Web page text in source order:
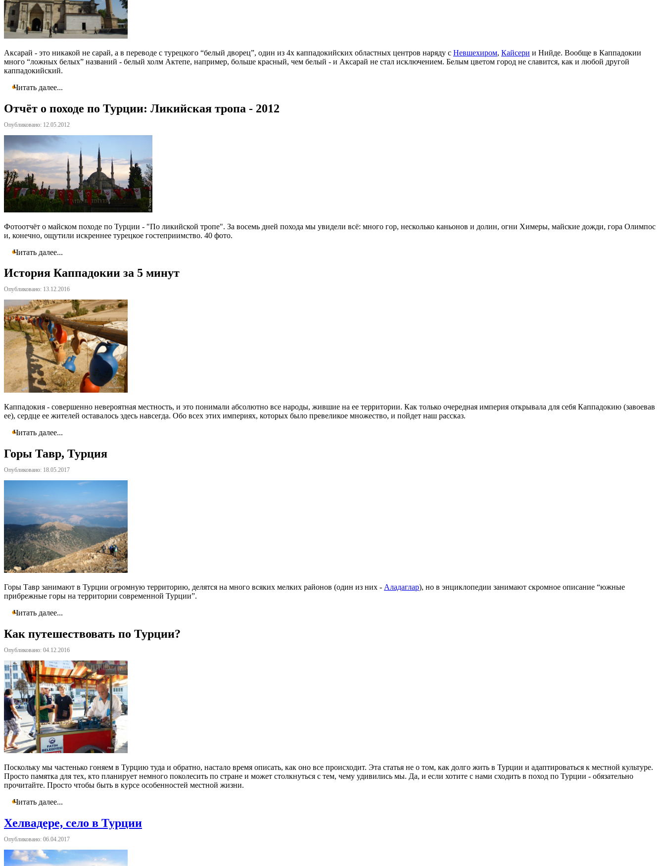
Аксарай - это никакой не сарай, а в переводе с турецкого “белый дворец”, один из 4х каппадокийских областных центров наряду с Невшехиром, Кайсери и Нийде. Вообще в Каппадокии
много “ложных белых” названий - белый холм Актепе, например, больше красный, чем белый - и Аксарай не стал исключением. Белым цветом город не славится, как и любой другой
каппадокийский.
Читать далее...
Отчёт о походе по Турции: Ликийская тропа - 2012
Опубликовано: 12.05.2012
Фотоотчёт о майском походе по Турции - "По ликийской тропе". За восемь дней похода мы увидели всё: много гор, несколько каньонов и долин, огни Химеры, майские дожди, гора Олимпос
и, конечно, ощутили искреннее турецкое гостеприимство. 40 фото.
Читать далее...
История Каппадокии за 5 минут
Опубликовано: 13.12.2016
Каппадокия - совершенно невероятная местность, и это понимали абсолютно все народы, жившие на ее территории. Как только очередная империя открывала для себя Каппадокию (завоевав
ее), сердце ее жителей оставалось здесь навсегда. Обо всех этих империях, которых было превеликое множество, и пойдет наш рассказ.
Читать далее...
Горы Тавр, Турция
Опубликовано: 18.05.2017
Горы Тавр занимают в Турции огромную территорию, делятся на много всяких мелких районов (один из них - Аладаглар), но в энциклопедии занимают скромное описание “южные
прибрежные горы на территории современной Турции”.
Читать далее...
Как путешествовать по Турции?
Опубликовано: 04.12.2016
Поскольку мы частенько гоняем в Турцию туда и обратно, настало время описать, как оно все происходит. Эта статья не о том, как долго жить в Турции и адаптироваться к местной культуре.
Просто памятка для тех, кто планирует немного поколесить по стране и может столкнуться с тем, чему удивились мы. Да, и если хотите с нами сходить в поход по Турции - обязательно
прочитайте. Просто чтобы быть в курсе особенностей местной жизни.
Читать далее...
Хелвадере, село в Турции
Опубликовано: 06.04.2017